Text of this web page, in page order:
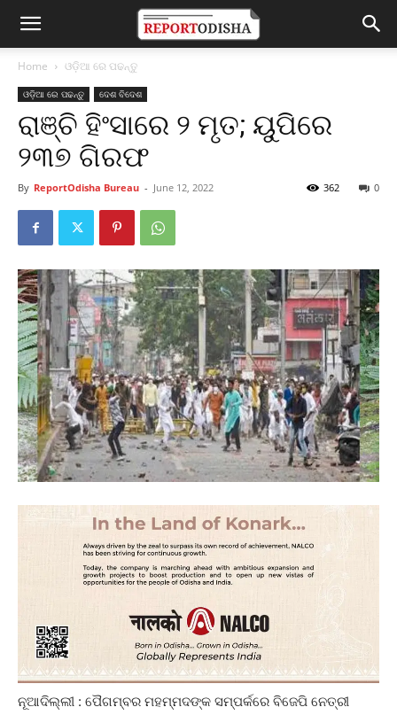
Home ଓଡ଼ିଆ ରେ ପଢନ୍ତୁ
ଓଡ଼ିଆ ରେ ପଢନ୍ତୁ ଦେଶ ବିଦେଶ
ରାଞ୍ଚି ହିଂସାରେ ୨ ମୃତ; ୟୁପିରେ
୨୩୭ ଗିରଫ
By ReportOdisha Bureau - June 12, 2022 0
362
ନୂଆଦିଲ୍ଲୀ : ପୈଗମ୍ବର ମହମ୍ମଦଙ୍କ ସମ୍ପର୍କରେ ବିଜେପି ନେତ୍ରୀ